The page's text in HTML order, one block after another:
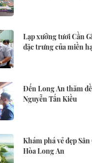
Lạp xưởng tươi Cần
đặc trưng của miền
Đến Long An thăm
Nguyễn Tấn Kiều
Khám phá vẻ đẹp
Hòa Long An